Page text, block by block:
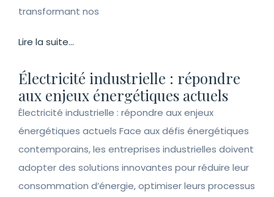
transformant nos
Lire la suite...
Électricité industrielle : répondre
aux enjeux énergétiques actuels
Électricité industrielle : répondre aux enjeux
énergétiques actuels Face aux défis énergétiques
contemporains, les entreprises industrielles doivent
adopter des solutions innovantes pour réduire leur
consommation d’énergie, optimiser leurs processus